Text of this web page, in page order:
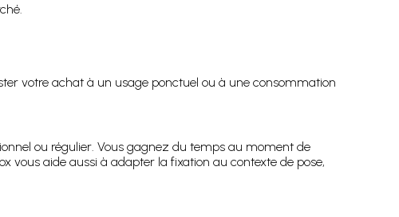
votre achat à un usage ponctuel ou à une consommation
ou régulier. Vous gagnez du temps au moment de
vous aide aussi à adapter la fixation au contexte de pose,